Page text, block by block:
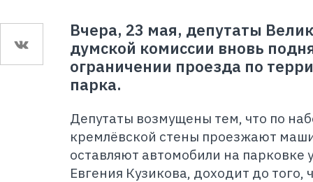
Вчера, 23 мая, депутаты
думской комиссии вновь
ограничении проезда по
парка.
Депутаты возмущены тем, что по
кремлёвской стены проезжают
оставляют автомобили на парковке
Евгения Кузикова, доходит до того,